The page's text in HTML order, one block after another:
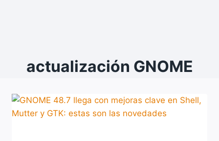
actualización GNOME